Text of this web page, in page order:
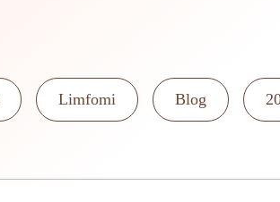
Limfomi Blog